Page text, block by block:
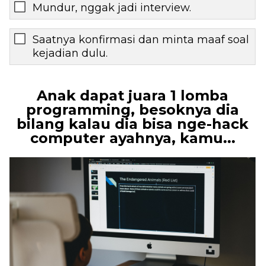
Mundur, nggak jadi interview.
Saatnya konfirmasi dan minta maaf soal
kejadian dulu.
Anak dapat juara 1 lomba
programming, besoknya dia
bilang kalau dia bisa nge-hack
computer ayahnya, kamu...